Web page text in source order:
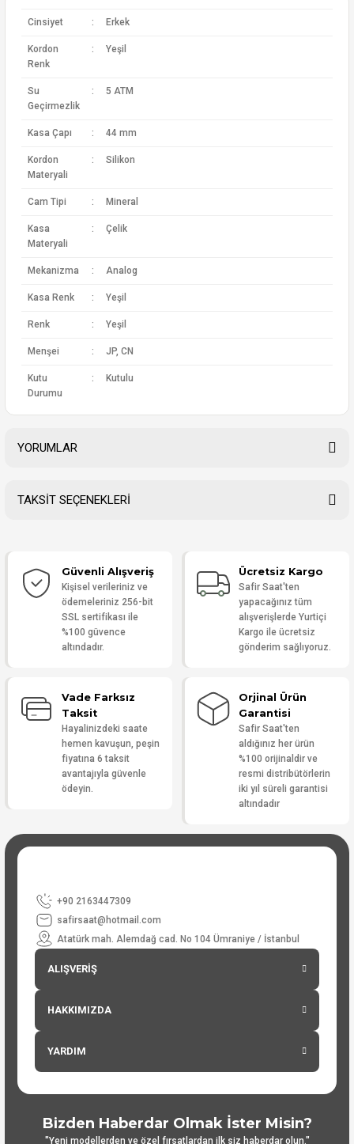
Cinsiyet : Erkek
Kordon
Renk
: Yeşil
Su
Geçirmezlik
: 5 ATM
Kasa Çapı : 44 mm
Kordon
Materyali
: Silikon
Cam Tipi : Mineral
Kasa
Materyali
: Çelik
Mekanizma : Analog
Kasa Renk : Yeşil
Renk : Yeşil
Menşei : JP, CN
Kutu
Durumu
: Kutulu
YORUMLAR
Yorum Yaz
TAKSİT SEÇENEKLERİ
Güvenli Alışveriş
Kişisel verileriniz ve
ödemeleriniz 256-bit
SSL sertifikası ile
%100 güvence
altındadır.
Ücretsiz Kargo
Safir Saat'ten
yapacağınız tüm
alışverişlerde Yurtiçi
Kargo ile ücretsiz
gönderim sağlıyoruz.
Vade Farksız
Taksit
Hayalinizdeki saate
hemen kavuşun, peşin
fiyatına 6 taksit
avantajıyla güvenle
ödeyin.
Orjinal Ürün
Garantisi
Safir Saat'ten
aldığınız her ürün
%100 orijinaldir ve
resmi distribütörlerin
iki yıl süreli garantisi
altındadır
+90 2163447309
safirsaat@hotmail.com
Atatürk mah. Alemdağ cad. No 104 Ümraniye / İstanbul
ALIŞVERİŞ
HAKKIMIZDA
YARDIM
Bizden Haberdar Olmak İster Misin?
"Yeni modellerden ve özel fırsatlardan ilk siz haberdar olun."